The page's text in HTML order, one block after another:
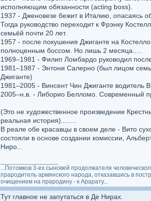
исполняющим обязанности (acting boss).
1937 - Дженовезе бежит в Италию, опасаясь
Тогда руководство переходит к Фрэнку
семьёй почти 20 лет.
1957 - после покушения Джиганте на
полноценным боссом. Но лишь 2 месяца.....
1969–1981 - Филип Ломбардо руководил
1981–1987 - Энтони Салерно (был лицом
Джиганте)
1981–2005 - Винсент Чин Джиганте водитель
2005–н.в. - Либорио Белломо. Современный
(Это не художественное произведение
реальная история)........
В реале обе красавцы в своем деле - Вито
состояли в основе создании комиссии,
Ниро...
...Потомков 3-ех сыновей продолжателя
прародитель армянского народа, отказавшись в
очищением на прародину - к Арарату...
Тут главное не запутаться в Де Нирах.